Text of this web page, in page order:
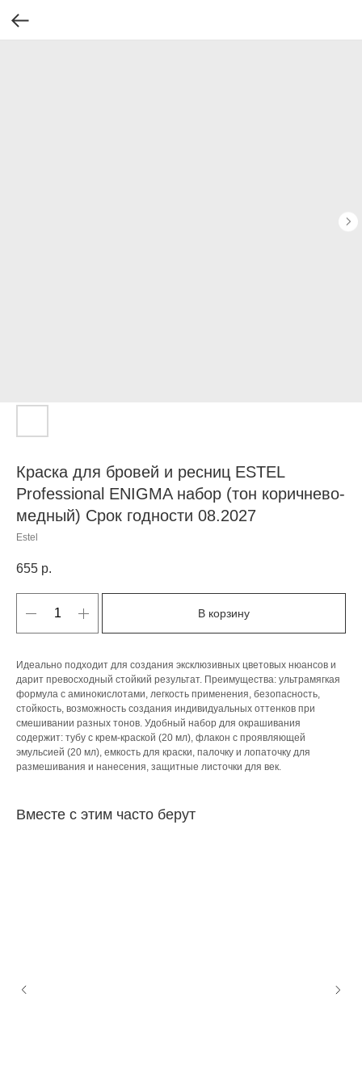
Краска для бровей и ресниц ESTEL
Professional ENIGMA набор (тон коричнево-
медный) Срок годности 08.2027
Estel
655 р.
В корзину
Идеально подходит для создания эксклюзивных цветовых нюансов и
дарит превосходный стойкий результат. Преимущества: ультрамягкая
формула с аминокислотами, легкость применения, безопасность,
стойкость, возможность создания индивидуальных оттенков при
смешивании разных тонов. Удобный набор для окрашивания
содержит: тубу с крем-краской (20 мл), флакон с проявляющей
эмульсией (20 мл), емкость для краски, палочку и лопаточку для
размешивания и нанесения, защитные листочки для век.
Вместе с этим часто берут